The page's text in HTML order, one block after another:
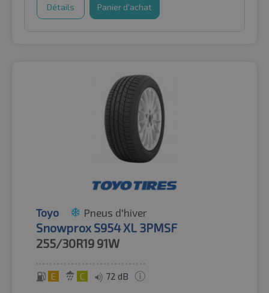
Détails Panier d'achat
Toyo Pneus d'hiver
Snowprox S954 XL 3PMSF
255/30R19 91W
E C 72 dB